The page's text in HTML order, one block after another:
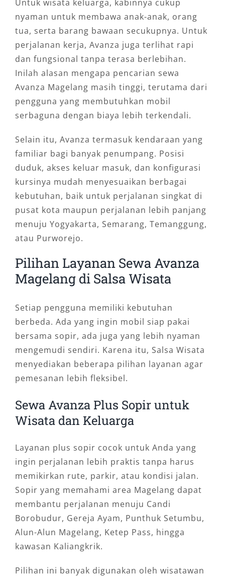
Untuk wisata keluarga, kabinnya cukup
nyaman untuk membawa anak-anak, orang
tua, serta barang bawaan secukupnya. Untuk
perjalanan kerja, Avanza juga terlihat rapi
dan fungsional tanpa terasa berlebihan.
Inilah alasan mengapa pencarian sewa
Avanza Magelang masih tinggi, terutama dari
pengguna yang membutuhkan mobil
serbaguna dengan biaya lebih terkendali.
Selain itu, Avanza termasuk kendaraan yang
familiar bagi banyak penumpang. Posisi
duduk, akses keluar masuk, dan konfigurasi
kursinya mudah menyesuaikan berbagai
kebutuhan, baik untuk perjalanan singkat di
pusat kota maupun perjalanan lebih panjang
menuju Yogyakarta, Semarang, Temanggung,
atau Purworejo.
Pilihan Layanan Sewa Avanza
Magelang di Salsa Wisata
Setiap pengguna memiliki kebutuhan
berbeda. Ada yang ingin mobil siap pakai
bersama sopir, ada juga yang lebih nyaman
mengemudi sendiri. Karena itu, Salsa Wisata
menyediakan beberapa pilihan layanan agar
pemesanan lebih fleksibel.
Sewa Avanza Plus Sopir untuk
Wisata dan Keluarga
Layanan plus sopir cocok untuk Anda yang
ingin perjalanan lebih praktis tanpa harus
memikirkan rute, parkir, atau kondisi jalan.
Sopir yang memahami area Magelang dapat
membantu perjalanan menuju Candi
Borobudur, Gereja Ayam, Punthuk Setumbu,
Alun-Alun Magelang, Ketep Pass, hingga
kawasan Kaliangkrik.
Pilihan ini banyak digunakan oleh wisatawan